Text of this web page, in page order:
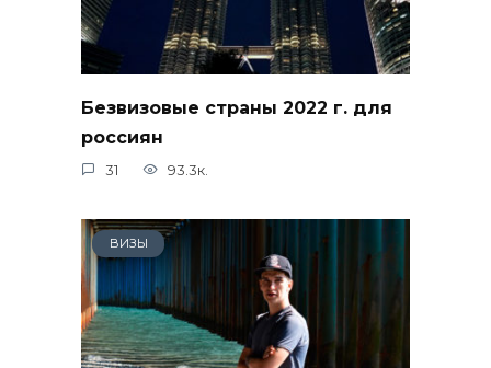
Безвизовые страны 2022 г. для
россиян
31 93.3к.
ВИЗЫ